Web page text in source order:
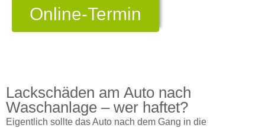
Online-Termin
Lackschäden am Auto nach
Waschanlage – wer haftet?
Eigentlich sollte das Auto nach dem Gang in die